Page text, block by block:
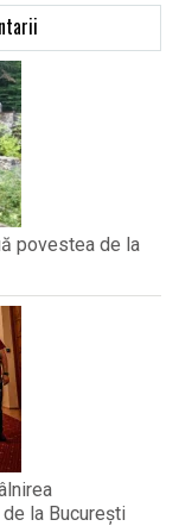
povestea de la
la București